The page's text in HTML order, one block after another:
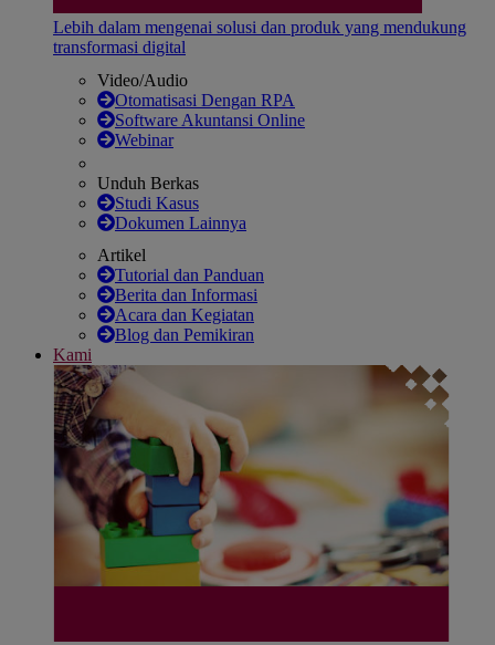
Lebih dalam mengenai solusi dan produk yang mendukung
transformasi digital
Video/Audio
Otomatisasi Dengan RPA
Software Akuntansi Online
Webinar
Unduh Berkas
Studi Kasus
Dokumen Lainnya
Artikel
Tutorial dan Panduan
Berita dan Informasi
Acara dan Kegiatan
Blog dan Pemikiran
Kami